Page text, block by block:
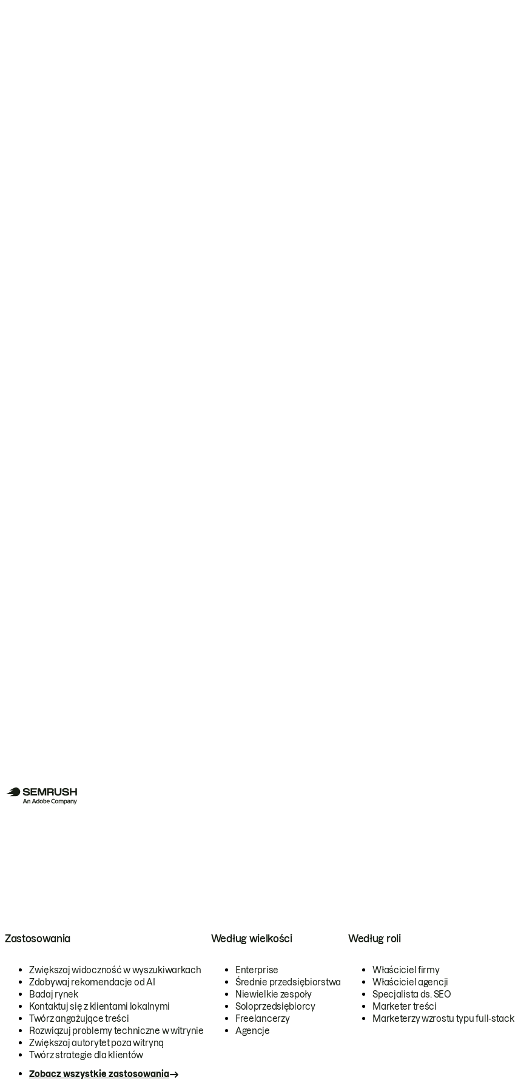
Zastosowania
Zwiększaj widoczność w wyszukiwarkach
Zdobywaj rekomendacje od AI
Badaj rynek
Kontaktuj się z klientami lokalnymi
Twórz angażujące treści
Rozwiązuj problemy techniczne w witrynie
Zwiększaj autorytet poza witryną
Twórz strategie dla klientów
Zobacz wszystkie zastosowania
Według wielkości
Enterprise
Średnie przedsiębiorstwa
Niewielkie zespoły
Soloprzedsiębiorcy
Freelancerzy
Agencje
Według roli
Właściciel firmy
Właściciel agencji
Specjalista ds. SEO
Marketer treści
Marketerzy wzrostu typu full-stack